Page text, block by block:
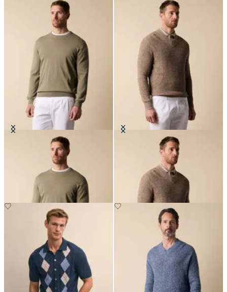
Pull Col Rond en Coton Makò
Pull en Coton-Lin mouLiné avec